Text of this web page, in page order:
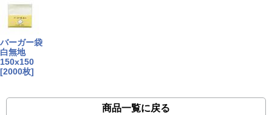
バーガー袋
白無地
150x150
[2000枚]
商品一覧に戻る